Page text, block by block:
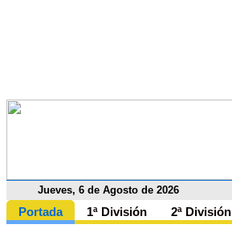
Jueves, 6 de Agosto de 2026
Portada 1ª División 2ª División